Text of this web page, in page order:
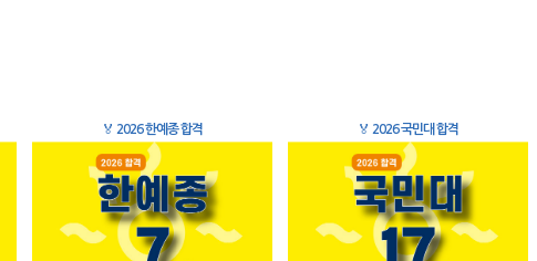
🏅 2026 한예종 합격 🏅 2026 국민대 합격